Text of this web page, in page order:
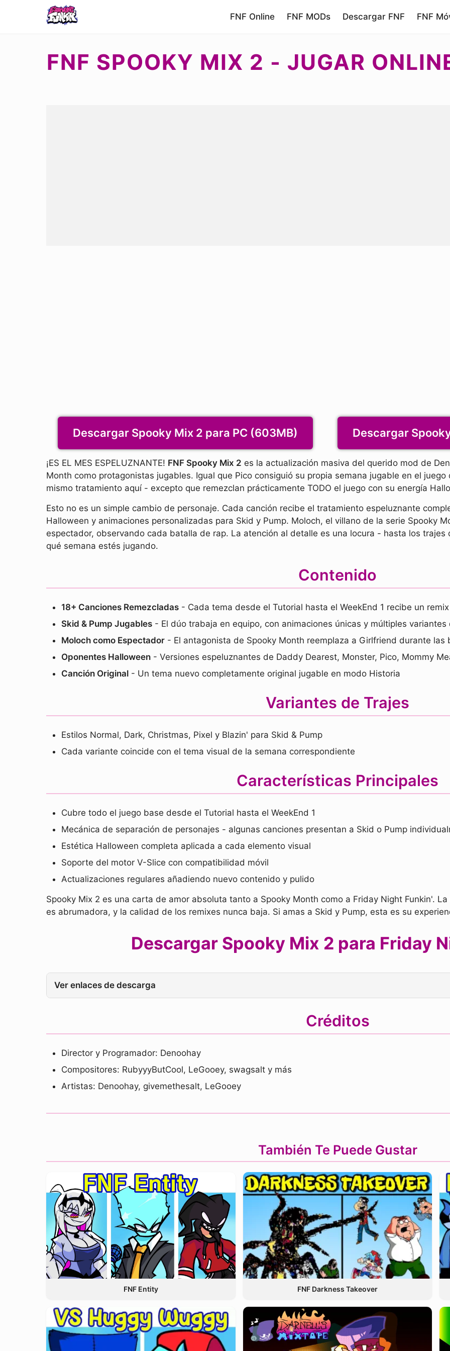
FNF Online FNF MODs Descargar FNF FNF
FNF SPOOKY MIX 2 - JUGAR
Descargar Spooky Mix 2 para PC (603MB) Descargar
¡ES EL MES ESPELUZNANTE! FNF Spooky Mix 2 es la actualización masiva del querido mod de
Month como protagonistas jugables. Igual que Pico consiguió su propia semana jugable en el
mismo tratamiento aquí - excepto que remezclan prácticamente TODO el juego con su energía
Esto no es un simple cambio de personaje. Cada canción recibe el tratamiento espeluznante
Halloween y animaciones personalizadas para Skid y Pump. Moloch, el villano de la serie Spooky
espectador, observando cada batalla de rap. La atención al detalle es una locura - hasta los
qué semana estés jugando.
Contenido
18+ Canciones Remezcladas - Cada tema desde el Tutorial hasta el WeekEnd 1 recibe un
Skid & Pump Jugables - El dúo trabaja en equipo, con animaciones únicas y múltiples variantes
Moloch como Espectador - El antagonista de Spooky Month reemplaza a Girlfriend durante las
Oponentes Halloween - Versiones espeluznantes de Daddy Dearest, Monster, Pico, Mommy
Canción Original - Un tema nuevo completamente original jugable en modo Historia
Variantes de Trajes
Estilos Normal, Dark, Christmas, Pixel y Blazin' para Skid & Pump
Cada variante coincide con el tema visual de la semana correspondiente
Características Principales
Cubre todo el juego base desde el Tutorial hasta el WeekEnd 1
Mecánica de separación de personajes - algunas canciones presentan a Skid o Pump
Estética Halloween completa aplicada a cada elemento visual
Soporte del motor V-Slice con compatibilidad móvil
Actualizaciones regulares añadiendo nuevo contenido y pulido
Spooky Mix 2 es una carta de amor absoluta tanto a Spooky Month como a Friday Night Funkin'.
es abrumadora, y la calidad de los remixes nunca baja. Si amas a Skid y Pump, esta es su
Descargar Spooky Mix 2 para Friday
Ver enlaces de descarga
Créditos
Director y Programador: Denoohay
Compositores: RubyyyButCool, LeGooey, swagsalt y más
Artistas: Denoohay, givemethesalt, LeGooey
También Te Puede Gustar
FNF Entity FNF Darkness Takeover